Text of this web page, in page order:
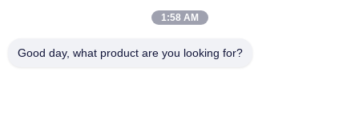
1:58 AM
Good day, what product are you looking for?